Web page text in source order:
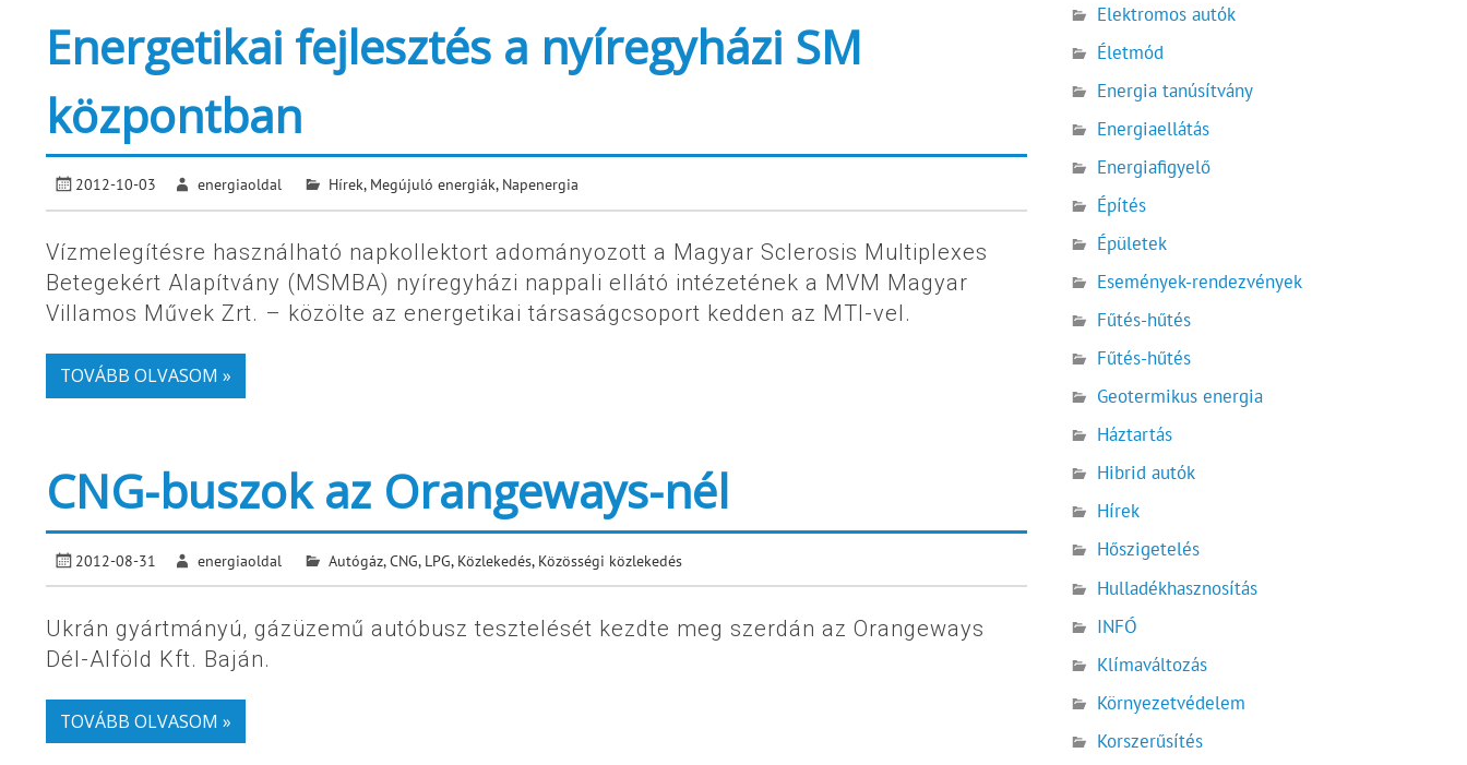
Energetikai fejlesztés a nyíregyházi SM
központban
2012-10-03 energiaoldal Hírek, Megújuló energiák, Napenergia
Vízmelegítésre használható napkollektort adományozott a Magyar Sclerosis Multiplexes
Betegekért Alapítvány (MSMBA) nyíregyházi nappali ellátó intézetének a MVM Magyar
Villamos Művek Zrt. – közölte az energetikai társaságcsoport kedden az MTI-vel.
TOVÁBB OLVASOM »
CNG-buszok az Orangeways-nél
2012-08-31 energiaoldal Autógáz, CNG, LPG, Közlekedés, Közösségi közlekedés
Ukrán gyártmányú, gázüzemű autóbusz tesztelését kezdte meg szerdán az Orangeways
Dél-Alföld Kft. Baján.
TOVÁBB OLVASOM »
Elektromos autók
Életmód
Energia tanúsítvány
Energiaellátás
Energiafigyelő
Építés
Épületek
Események-rendezvények
Fűtés-hűtés
Fűtés-hűtés
Geotermikus energia
Háztartás
Hibrid autók
Hírek
Hőszigetelés
Hulladékhasznosítás
INFÓ
Klímaváltozás
Környezetvédelem
Korszerűsítés